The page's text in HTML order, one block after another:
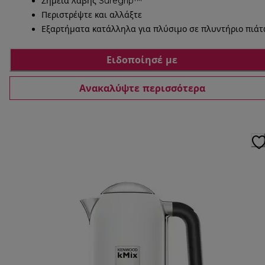
Περιστρέψτε και αλλάξτε
Εξαρτήματα κατάλληλα για πλύσιμο σε πλυντήριο
Ειδοποίησέ με
Ανακαλύψτε περισσότερα